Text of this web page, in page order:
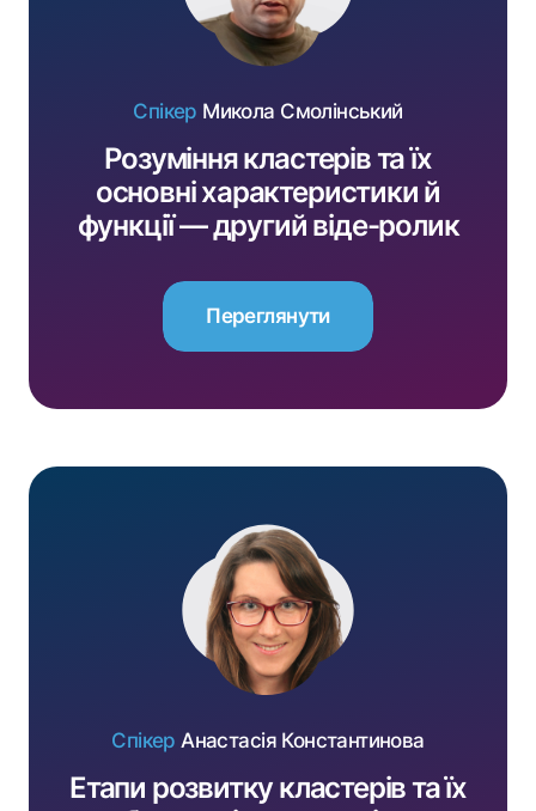
Спікер Микола Смолінський
Розуміння кластерів та їх
основні характеристики й
функції — другий віде-ролик
Переглянути
Спікер Анастасія Константинова
Етапи розвитку кластерів та їх